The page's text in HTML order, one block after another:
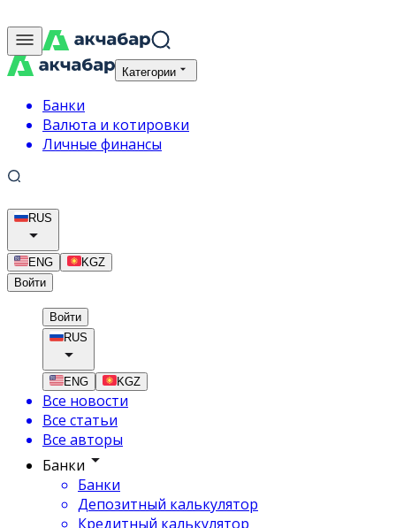
Категории
Банки
Валюта и котировки
Личные финансы
RUS
ENG
KGZ
Войти
Войти
RUS
ENG KGZ
Все новости
Все статьи
Все авторы
Банки
Банки
Депозитный калькулятор
Кредитный калькулятор